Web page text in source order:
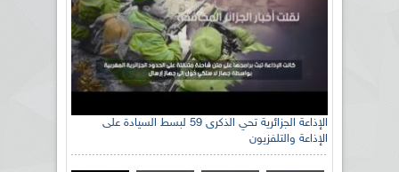
الإذاعة الجزائرية تحي الذكرى 59 لبسط السيادة على
الإذاعة والتلفزيون